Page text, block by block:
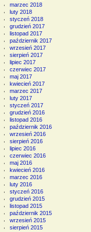
marzec 2018
luty 2018
styczeń 2018
grudzień 2017
listopad 2017
październik 2017
wrzesień 2017
sierpień 2017
lipiec 2017
czerwiec 2017
maj 2017
kwiecień 2017
marzec 2017
luty 2017
styczeń 2017
grudzień 2016
listopad 2016
październik 2016
wrzesień 2016
sierpień 2016
lipiec 2016
czerwiec 2016
maj 2016
kwiecień 2016
marzec 2016
luty 2016
styczeń 2016
grudzień 2015
listopad 2015
październik 2015
wrzesień 2015
sierpień 2015